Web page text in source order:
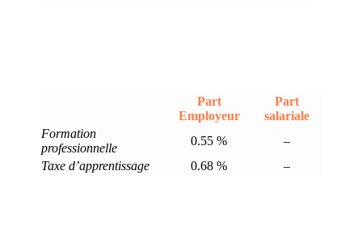
Part
Employeur
Part
salariale
Formation
professionnelle
0.55 %
–
Taxe d’apprentissage
0.68 % –